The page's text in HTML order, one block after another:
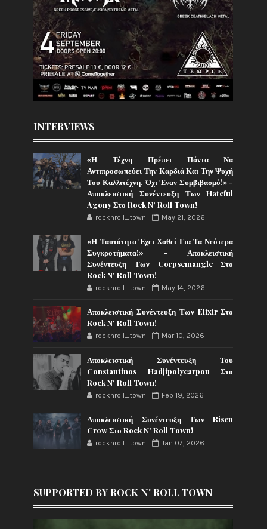
INTERVIEWS
«Η Τέχνη Πρέπει Πάντα Να
Αντιπροσωπεύει Την Καρδιά Και Την Ψυχή
Του Καλλιτέχνη, Όχι Έναν Συμβιβασμό!» -
Αποκλειστική Συνέντευξη Των Hateful
Agony Στο Rock N' Roll Town!
rocknroll_town May 21, 2026
«Η Ταυτότητα Έχει Χαθεί Για Τα Νεότερα
Συγκροτήματα!» - Αποκλειστική
Συνέντευξη Των Corpsemangle Στο
Rock N' Roll Town!
rocknroll_town May 14, 2026
Αποκλειστική Συνέντευξη Των Elixir Στο
Rock N' Roll Town!
rocknroll_town Mar 10, 2026
Αποκλειστική Συνέντευξη Του
Constantinos Hadjipolycarpou Στο
Rock N' Roll Town!
rocknroll_town Feb 19, 2026
Αποκλειστική Συνέντευξη Των Risen
Crow Στο Rock N' Roll Town!
rocknroll_town Jan 07, 2026
SUPPORTED BY ROCK N' ROLL TOWN